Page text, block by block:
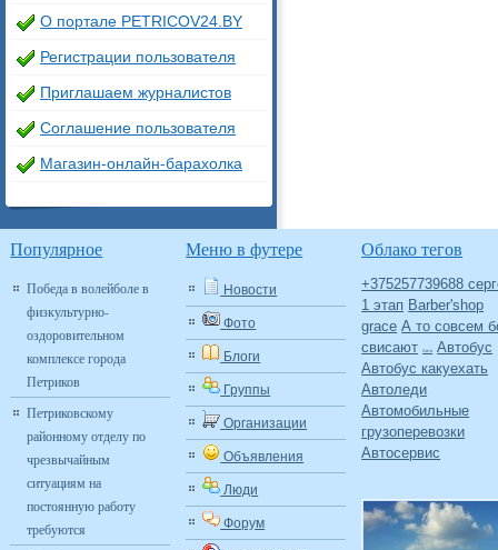
О портале PETRICOV24.BY
Регистрации пользователя
Приглашаем журналистов
Соглашение пользователя
Магазин-онлайн-барахолка
Популярное
Победа в волейболе в
физкультурно-
оздоровительном
комплексе города
Петриков
Петриковскому
районному отделу по
чрезвычайным
ситуациям на
постоянную работу
требуются
Меню в футере
Новости
Фото
Блоги
Группы
Организации
Объявления
Люди
Форум
Облако тегов
+375257739688
1 этап Barber'shop
grace А то совсем
свисают
Авто
Автобус
Автобус какуехать
Автоледи
Автомобильные
грузоперевозки
Автосервис